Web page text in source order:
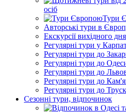
осіб
Тури
Авторські тури в
Екскурсії вихідного
Регулярні тури у
Регулярні тури до
Регулярні тури до
Регулярні тури до
Регулярні тури до
Регулярні тури до
Сезонні тури, відпочинок